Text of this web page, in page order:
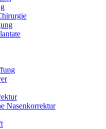
Nasenkorrektur